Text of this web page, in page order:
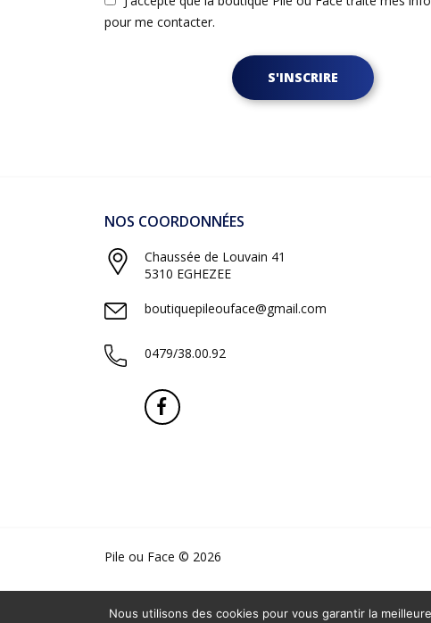
pour me contacter.
S'INSCRIRE
NOS COORDONNÉES
Chaussée de Louvain 41
5310 EGHEZEE
boutiquepileouface@gmail.com
0479/38.00.92
Pile ou Face © 2026
Nous utilisons des cookies pour vous garantir la